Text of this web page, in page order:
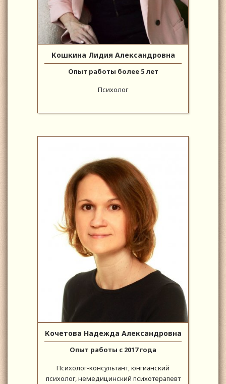
Кошкина Лидия Александровна
Опыт работы более 5 лет
Психолог
Кочетова Надежда Александровна
Опыт работы с 2017 года
Психолог-консультант, юнгианский
психолог, немедицинский психотерапевт